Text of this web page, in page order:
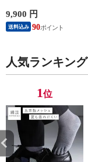
れが取れる パジャマ
血行促進 肩こり 腰
痛対策 疲れ 軽減 ル
ゼント 敬老の日 男
性用 安眠サポート
プルデザイン 杢グレ
9,900 円
送料込み 90
人気ランキング
1位